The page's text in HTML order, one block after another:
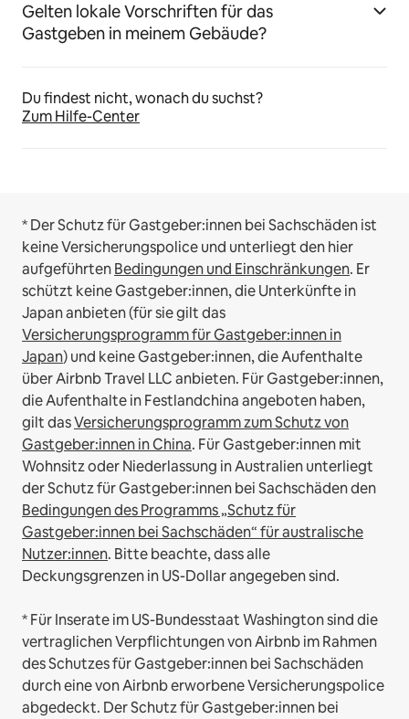
Gelten lokale Vorschriften für das
Gastgeben in meinem Gebäude?
Du findest nicht, wonach du suchst?
Zum Hilfe-Center
* Der Schutz für Gastgeber:innen bei Sachschäden ist
keine Versicherungspolice und unterliegt den hier
aufgeführtenBedingungen und Einschränkungen. Er
schützt keine Gastgeber:innen, die Unterkünfte in
Japan anbieten (für sie gilt das
Versicherungsprogramm für Gastgeber:innen in
Japan) und keine Gastgeber:innen, die Aufenthalte
über Airbnb Travel LLC anbieten. Für Gastgeber:innen,
die Aufenthalte in Festlandchina angeboten haben,
gilt dasVersicherungsprogramm zum Schutz von
Gastgeber:innen in China. Für Gastgeber:innen mit
Wohnsitz oder Niederlassung in Australien unterliegt
der Schutz für Gastgeber:innen bei Sachschäden den
Bedingungen des Programms „Schutz für
Gastgeber:innen bei Sachschäden“ für australische
Nutzer:innen. Bitte beachte, dass alle
Deckungsgrenzen in US-Dollar angegeben sind.
* Für Inserate im US-Bundesstaat Washington sind die
vertraglichen Verpflichtungen von Airbnb im Rahmen
des Schutzes für Gastgeber:innen bei Sachschäden
durch eine von Airbnb erworbene Versicherungspolice
abgedeckt. Der Schutz für Gastgeber:innen bei